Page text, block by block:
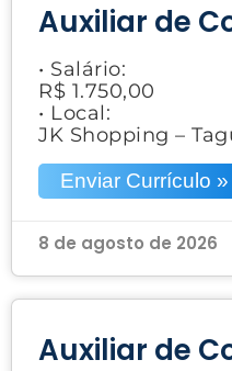
Auxiliar de
• Salário:
R$ 1.750,00
• Local:
JK Shopping –
Enviar Currículo »
8 de agosto de 2026
Auxiliar de